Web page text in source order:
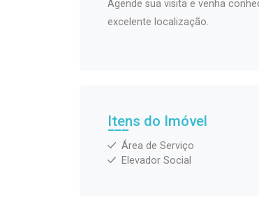
Agende sua visita e venha
excelente localização.
Itens do Imóvel
Área de Serviço
Elevador Social